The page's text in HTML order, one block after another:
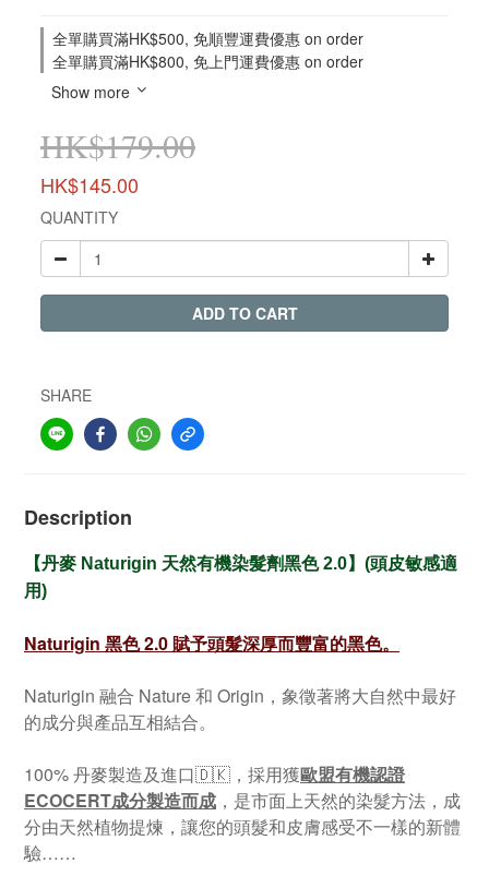
全單購買滿HK$500, 免順豐運費優惠 on order
全單購買滿HK$800, 免上門運費優惠 on order
Show more
HK$179.00
HK$145.00
QUANTITY
ADD TO CART
SHARE
Description
【丹麥 Naturigin 天然有機染髮劑黑色 2.0】(頭皮敏感適
用)
Naturigin 黑色 2.0 賦予頭髮深厚而豐富的黑色。
Naturigin 融合 Nature 和 Origin，象徵著將大自然中最好
的成分與產品互相結合。
100% 丹麥製造及進口🇩🇰，採用獲歐盟有機認證
ECOCERT成分製造而成 ，是市面上天然的染髮方法，成
分由天然植物提煉，讓您的頭髮和皮膚感受不一樣的新體
驗……